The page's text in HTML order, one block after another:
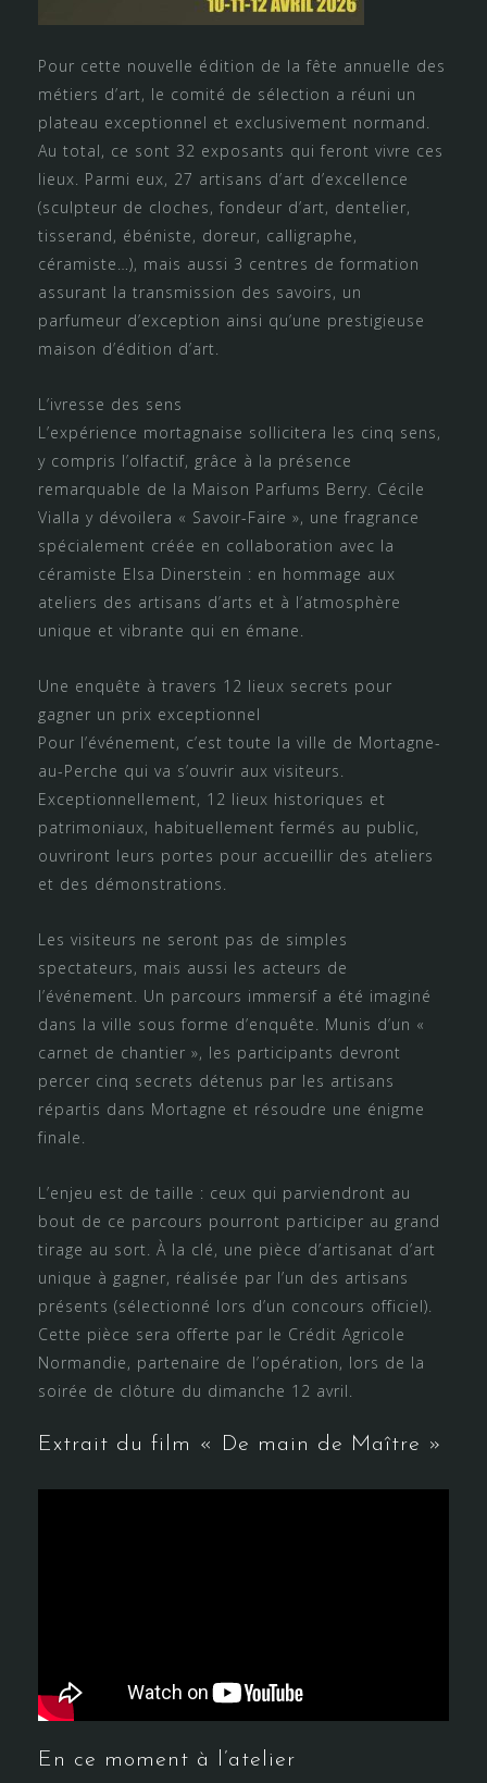
Pour cette nouvelle édition de la fête annuelle des
métiers d’art, le comité de sélection a réuni un
plateau exceptionnel et exclusivement normand.
Au total, ce sont 32 exposants qui feront vivre ces
lieux. Parmi eux, 27 artisans d’art d’excellence
(sculpteur de cloches, fondeur d’art, dentelier,
tisserand, ébéniste, doreur, calligraphe,
céramiste…), mais aussi 3 centres de formation
assurant la transmission des savoirs, un
parfumeur d’exception ainsi qu’une prestigieuse
maison d’édition d’art.
L’ivresse des sens
L’expérience mortagnaise sollicitera les cinq sens,
y compris l’olfactif, grâce à la présence
remarquable de la Maison Parfums Berry. Cécile
Vialla y dévoilera « Savoir-Faire », une fragrance
spécialement créée en collaboration avec la
céramiste Elsa Dinerstein : en hommage aux
ateliers des artisans d’arts et à l’atmosphère
unique et vibrante qui en émane.
Une enquête à travers 12 lieux secrets pour
gagner un prix exceptionnel
Pour l’événement, c’est toute la ville de Mortagne-
au-Perche qui va s’ouvrir aux visiteurs.
Exceptionnellement, 12 lieux historiques et
patrimoniaux, habituellement fermés au public,
ouvriront leurs portes pour accueillir des ateliers
et des démonstrations.
Les visiteurs ne seront pas de simples
spectateurs, mais aussi les acteurs de
l’événement. Un parcours immersif a été imaginé
dans la ville sous forme d’enquête. Munis d’un «
carnet de chantier », les participants devront
percer cinq secrets détenus par les artisans
répartis dans Mortagne et résoudre une énigme
finale.
L’enjeu est de taille : ceux qui parviendront au
bout de ce parcours pourront participer au grand
tirage au sort. À la clé, une pièce d’artisanat d’art
unique à gagner, réalisée par l’un des artisans
présents (sélectionné lors d’un concours officiel).
Cette pièce sera offerte par le Crédit Agricole
Normandie, partenaire de l’opération, lors de la
soirée de clôture du dimanche 12 avril.
Extrait du film « De main de Maître »
En ce moment à l’atelier